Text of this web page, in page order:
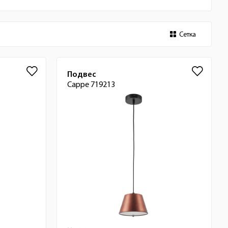
Сетка
Подвес
Cappe 719213